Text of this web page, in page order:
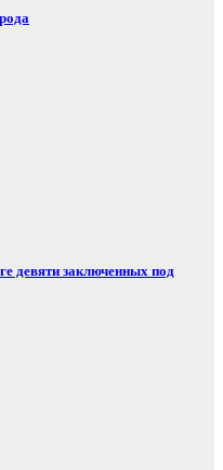
девяти заключенных под